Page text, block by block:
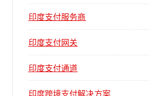
印度支付服务商
印度支付网关
印度支付通道
印度跨境支付解决方案